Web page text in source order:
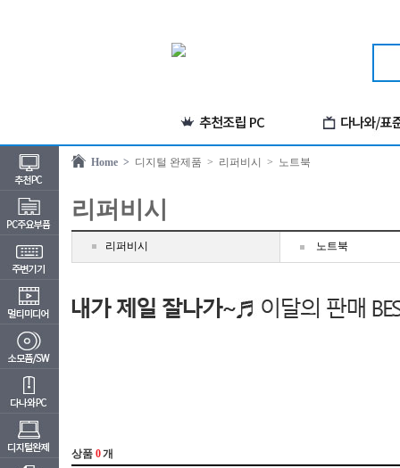
Home > 디지털 완제품 > 리퍼비시 > 노트북
리퍼비시
리퍼비시 노트북